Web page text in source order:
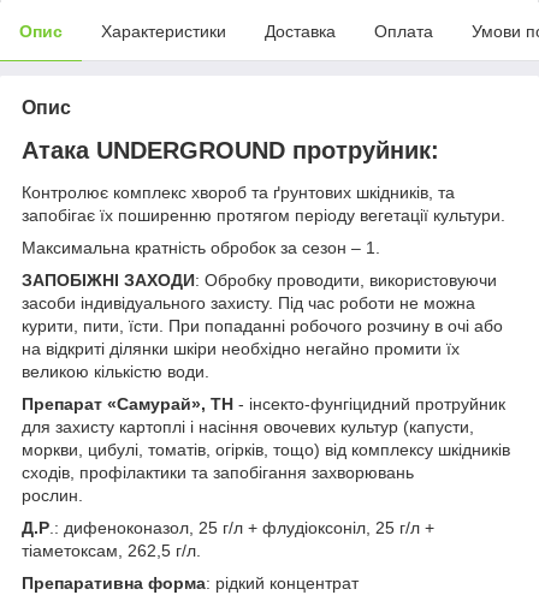
Опис Характеристики Доставка Оплата Умови
Опис
Атака UNDERGROUND протруйник:
Контролює комплекс хвороб та ґрунтових шкідників, та
запобігає їх поширенню протягом періоду вегетації культури.
Максимальна кратність обробок за сезон – 1.
ЗАПОБІЖНІ ЗАХОДИ: Обробку проводити, використовуючи
засоби індивідуального захисту. Під час роботи не можна
курити, пити, їсти. При попаданні робочого розчину в очі або
на відкриті ділянки шкіри необхідно негайно промити їх
великою кількістю води.
Препарат «Самурай», ТН - інсекто-фунгіцидний протруйник
для захисту картоплі і насіння овочевих культур (капусти,
моркви, цибулі, томатів, огірків, тощо) від комплексу шкідників
сходів, профілактики та запобігання захворювань
рослин.
Д.Р.: дифеноконазол, 25 г/л + флудіоксоніл, 25 г/л +
тіаметоксам, 262,5 г/л.
Препаративна форма: рідкий концентрат